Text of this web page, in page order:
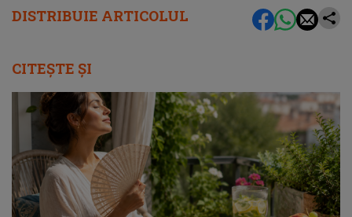
DISTRIBUIE ARTICOLUL
CITEȘTE ȘI